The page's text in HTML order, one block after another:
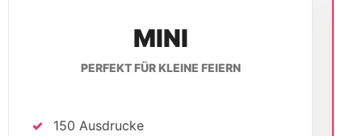
MINI
PERFEKT FÜR KLEINE FEIERN
150 Ausdrucke